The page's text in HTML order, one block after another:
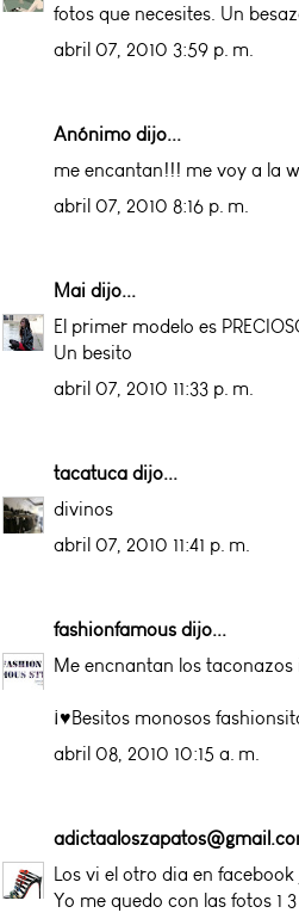
fotos que necesites. Un
abril 07, 2010 3:59 p. m.
Anónimo dijo...
me encantan!!! me voy a la
abril 07, 2010 8:16 p. m.
Mai dijo...
El primer modelo es
Un besito
abril 07, 2010 11:33 p. m.
tacatuca dijo...
divinos
abril 07, 2010 11:41 p. m.
fashionfamous dijo...
Me encnantan los taconazos
¡♥Besitos monosos
abril 08, 2010 10:15 a. m.
Los vi el otro dia en facebook
Yo me quedo con las fotos 1